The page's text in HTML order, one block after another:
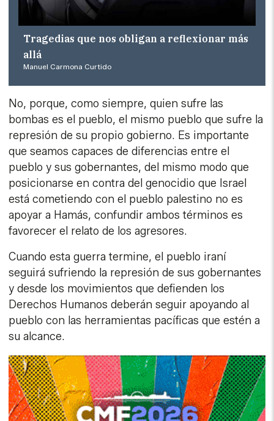
Tragedias que nos obligan a reflexionar más
allá
Manuel Carmona Curtido
No, porque, como siempre, quien sufre las
bombas es el pueblo, el mismo pueblo que sufre la
represión de su propio gobierno. Es importante
que seamos capaces de diferencias entre el
pueblo y sus gobernantes, del mismo modo que
posicionarse en contra del genocidio que Israel
está cometiendo con el pueblo palestino no es
apoyar a Hamás, confundir ambos términos es
favorecer el relato de los agresores.
Cuando esta guerra termine, el pueblo iraní
seguirá sufriendo la represión de sus gobernantes
y desde los movimientos que defienden los
Derechos Humanos deberán seguir apoyando al
pueblo con las herramientas pacíficas que estén a
su alcance.